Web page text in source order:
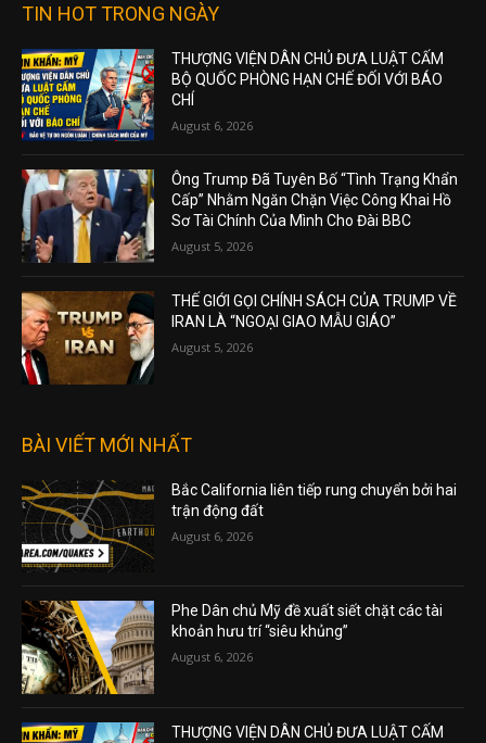
TIN HOT TRONG NGÀY
THƯỢNG VIỆN DÂN CHỦ ĐƯA LUẬT CẤM
BỘ QUỐC PHÒNG HẠN CHẾ ĐỐI VỚI BÁO
CHÍ
August 6, 2026
Ông Trump Đã Tuyên Bố “Tình Trạng Khẩn
Cấp” Nhằm Ngăn Chặn Việc Công Khai Hồ
Sơ Tài Chính Của Mình Cho Đài BBC
August 5, 2026
THẾ GIỚI GỌI CHÍNH SÁCH CỦA TRUMP VỀ
IRAN LÀ “NGOẠI GIAO MẪU GIÁO”
August 5, 2026
BÀI VIẾT MỚI NHẤT
Bắc California liên tiếp rung chuyển bởi hai
trận động đất
August 6, 2026
Phe Dân chủ Mỹ đề xuất siết chặt các tài
khoản hưu trí “siêu khủng”
August 6, 2026
THƯỢNG VIỆN DÂN CHỦ ĐƯA LUẬT CẤM